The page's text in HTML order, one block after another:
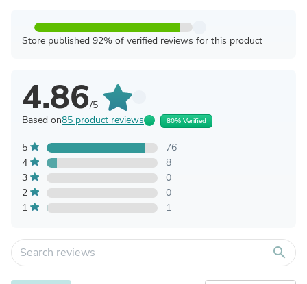
Store published 92% of verified reviews for this product
4.86/5
Based on85 product reviews 80% Verified
5
76
4
8
3
0
2
0
1
1
search